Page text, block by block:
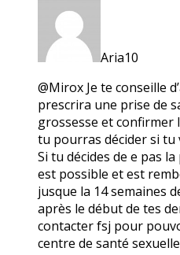
Aria10
@Mirox Je te conseille
prescrira une prise de
grossesse et confirmer
tu pourras décider si
Si tu décides de e pas
est possible et est
jusque la 14 semaines
après le début de tes
contacter fsj pour
centre de santé